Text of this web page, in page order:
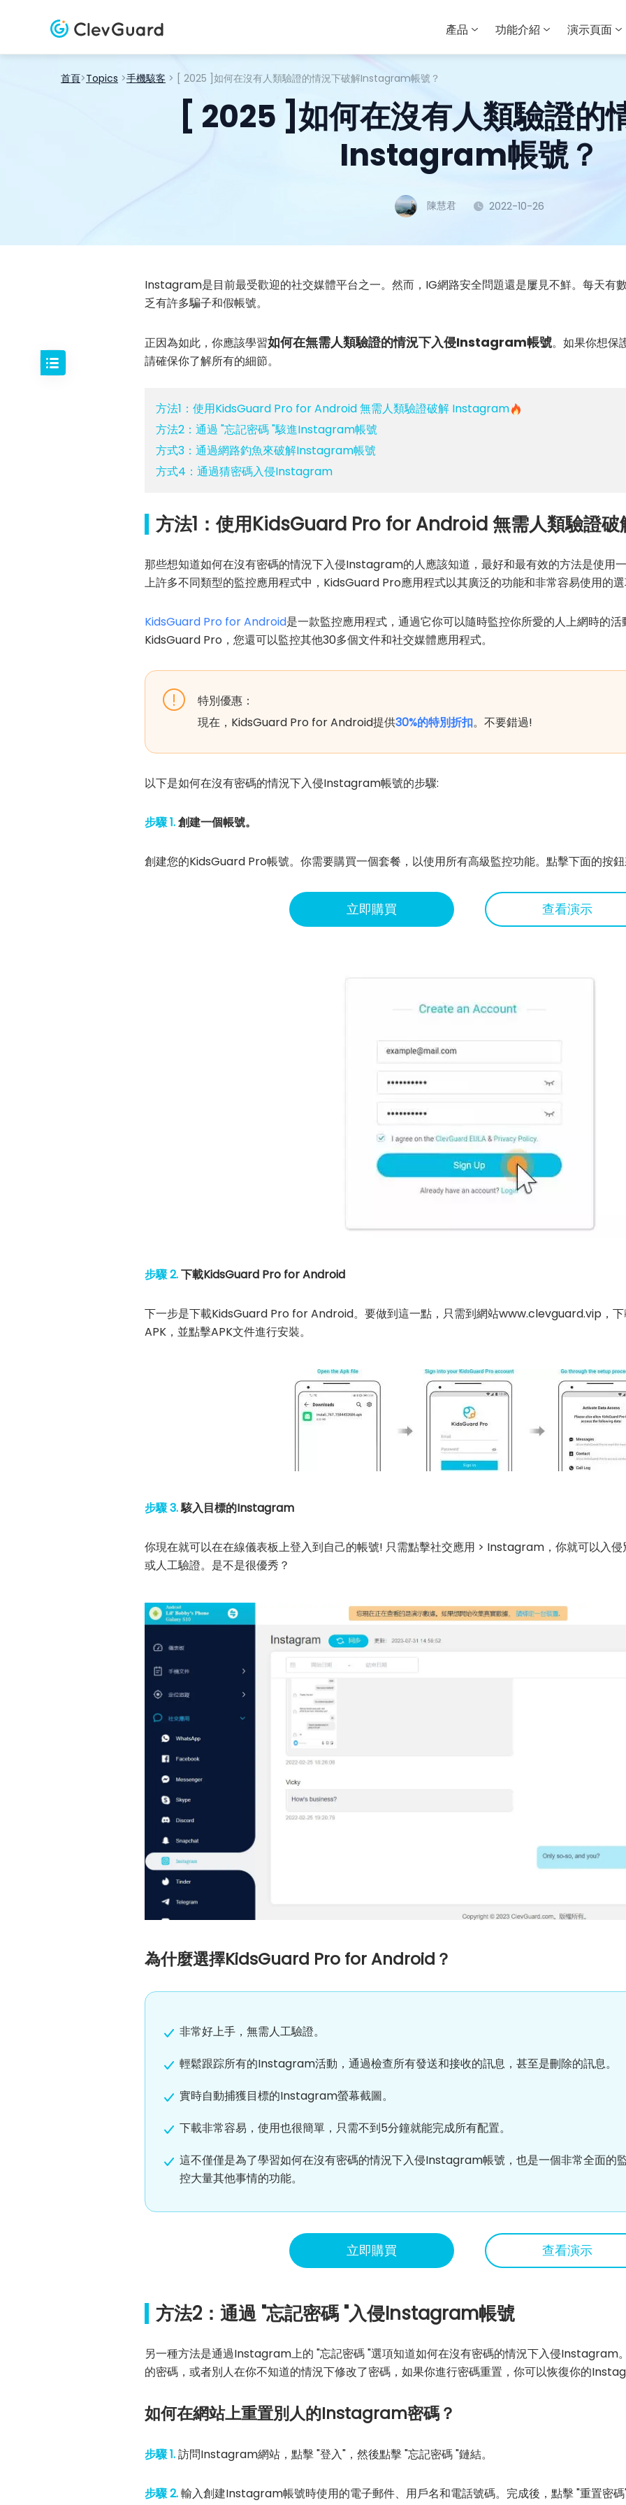
產品 功能介紹 演示頁面
首頁>Topics >手機駭客 > [ 2025 ]如何在沒有人類驗證的情況下破解Instagram帳號？
[ 2025 ]如何在沒有人類驗證的
Instagram帳號？
陳慧君 2022-10-26
Instagram是目前最受歡迎的社交媒體平台之一。然而，IG網路安全問題還是屢見不鮮。每天有
乏有許多騙子和假帳號。
正因為如此，你應該學習如何在無需人類驗證的情況下入侵Instagram帳號。如果你想保
請確保你了解所有的細節。
方法1：使用KidsGuard Pro for Android 無需人類驗證破解 Instagram
方法2：通過 "忘記密碼 "駭進Instagram帳號
方式3：通過網路釣魚來破解Instagram帳號
方式4：通過猜密碼入侵Instagram
方法1：使用KidsGuard Pro for Android 無需人類驗證
那些想知道如何在沒有密碼的情況下入侵Instagram的人應該知道，最好和最有效的方法是使用
上許多不同類型的監控應用程式中，KidsGuard Pro應用程式以其廣泛的功能和非常容易使用的選
KidsGuard Pro for Android是一款監控應用程式，通過它你可以隨時監控你所愛的人上網時的
KidsGuard Pro，您還可以監控其他30多個文件和社交媒體應用程式。
特別優惠：
現在，KidsGuard Pro for Android提供30%的特別折扣。不要錯過!
以下是如何在沒有密碼的情況下入侵Instagram帳號的步驟:
步驟 1.創建一個帳號。
創建您的KidsGuard Pro帳號。你需要購買一個套餐，以使用所有高級監控功能。點擊下面的按鈕
立即購買 查看演示
步驟 2.下載KidsGuard Pro for Android
下一步是下載KidsGuard Pro for Android。要做到這一點，只需到網站www.clevguard.vip，
APK，並點擊APK文件進行安裝。
步驟 3.駭入目標的Instagram
你現在就可以在在線儀表板上登入到自己的帳號! 只需點擊社交應用 > Instagram，你就可以入
或人工驗證。是不是很優秀？
為什麼選擇KidsGuard Pro for Android？
非常好上手，無需人工驗證。
輕鬆跟踪所有的Instagram活動，通過檢查所有發送和接收的訊息，甚至是刪除的訊息。
實時自動捕獲目標的Instagram螢幕截圖。
下載非常容易，使用也很簡單，只需不到5分鐘就能完成所有配置。
這不僅僅是為了學習如何在沒有密碼的情況下入侵Instagram帳號，也是一個非常全面的
控大量其他事情的功能。
立即購買 查看演示
方法2：通過 "忘記密碼 "入侵Instagram帳號
另一種方法是通過Instagram上的 "忘記密碼 "選項知道如何在沒有密碼的情況下入侵
的密碼，或者別人在你不知道的情況下修改了密碼，如果你進行密碼重置，你可以恢復你的
如何在網站上重置別人的Instagram密碼？
步驟 1.訪問Instagram網站，點擊 "登入"，然後點擊 "忘記密碼 "鏈結。
步驟 2.輸入創建Instagram帳號時使用的電子郵件、用戶名和電話號碼。完成後，點擊 "重置密碼"